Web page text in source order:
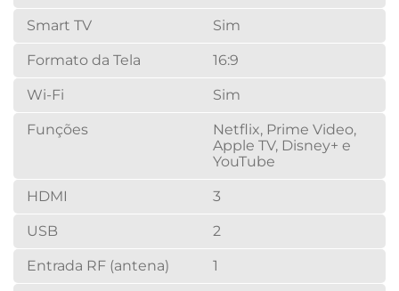
Smart TV Sim
Formato da Tela 16:9
Wi-Fi Sim
Funções
Netflix, Prime Video,
Apple TV, Disney+ e
YouTube
HDMI 3
USB 2
Entrada RF (antena) 1